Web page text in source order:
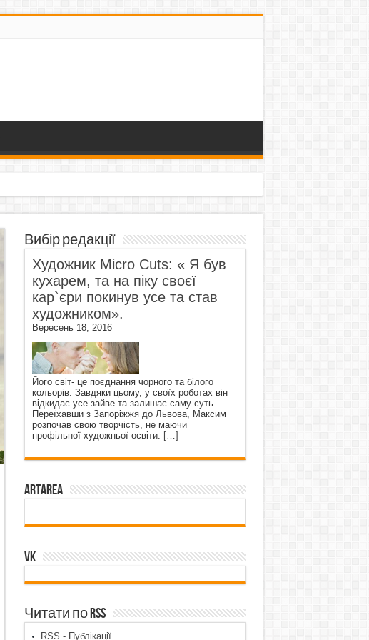
Вибір редакції
Художник Micro Cuts: « Я був
кухарем, та на піку своєї
кар`єри покинув усе та став
художником».
Вересень 18, 2016
Його світ- це поєднання чорного та білого
кольорів. Завдяки цьому, у своїх роботах він
відкидає усе зайве та залишає саму суть.
Переїхавши з Запоріжжя до Львова, Максим
розпочав свою творчість, не маючи
профільної художньої освіти. […]
ArtArea
VK
Читати по RSS
RSS - Публікації